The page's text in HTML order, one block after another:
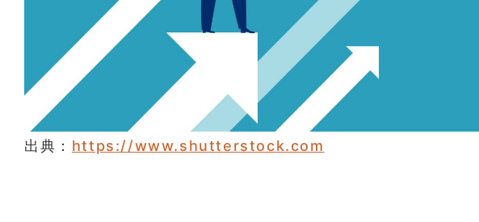
出典： https://www.shutterstock.com